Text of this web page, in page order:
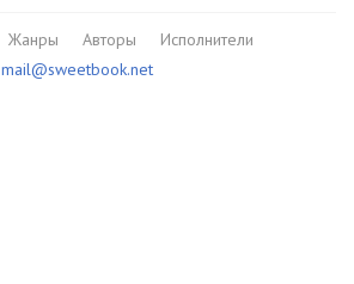
Жанры Авторы
Исполнители
mail@sweetbook.net